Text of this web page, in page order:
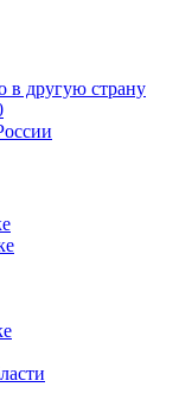
в другую страну